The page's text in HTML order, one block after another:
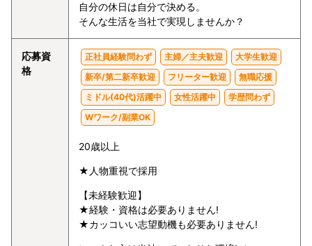
自分の休日は自分で決める。
そんな生活を当社で実現しませんか？
応募資
格
正社員経験問わず 主婦／主夫歓迎
大学生歓迎
新卒/第二新卒歓迎
フリーター歓迎
無職応援
ミドル(40代)活躍中
女性活躍中
学歴問わず
Wワーク/副業OK
20歳以上
★人物重視で採用
【未経験歓迎】
★経験・資格は必要ありません!
★カッコいい志望動機も必要ありません!